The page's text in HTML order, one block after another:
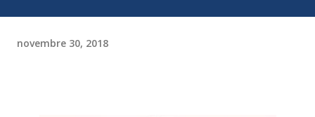
novembre 30, 2018